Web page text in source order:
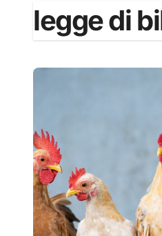
legge di